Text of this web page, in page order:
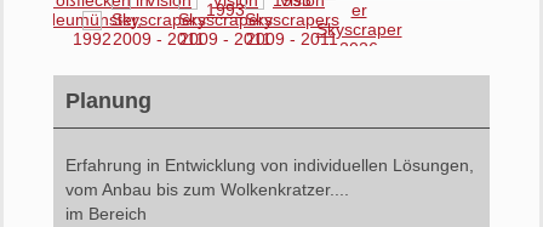
Planung
Erfahrung in Entwicklung von individuellen Lösungen,
vom Anbau bis zum Wolkenkratzer....
im Bereich